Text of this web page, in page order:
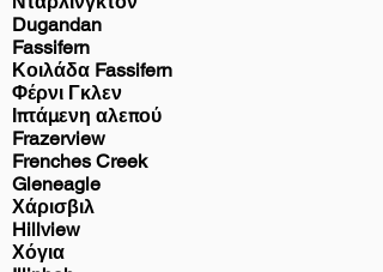
Dugandan
Fassifern
Κοιλάδα Fassifern
Φέρνι Γκλεν
Ιπτάμενη αλεπού
Frazerview
Frenches Creek
Gleneagle
Χάρισβιλ
Hillview
Χόγια